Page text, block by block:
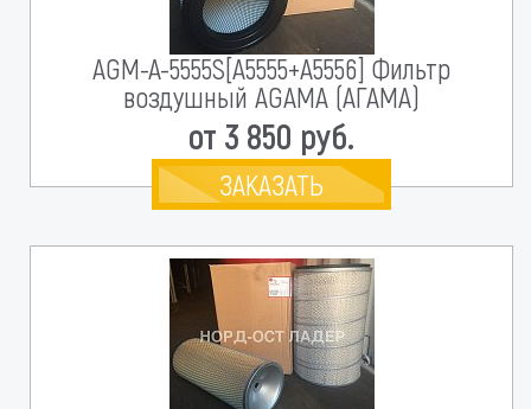
AGM-A-5555S[A5555+A5556] Фильтр
воздушный AGAMA (АГАМА)
от 3 850 руб.
ЗАКАЗАТЬ